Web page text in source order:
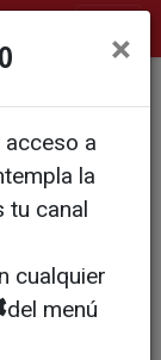
su
×
acceso a
la
tu canal
cualquier
del menú